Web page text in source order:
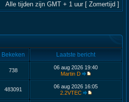
Alle tijden zijn GMT + 1 uur [ Zomertijd ]
Bekeken Laatste bericht
738
06 aug 2026 19:40
Martin D
483091
06 aug 2026 16:05
2.2VTEC